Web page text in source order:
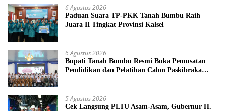
6 Agustus 2026
Paduan Suara TP-PKK Tanah Bumbu Raih
Juara II Tingkat Provinsi Kalsel
6 Agustus 2026
Bupati Tanah Bumbu Resmi Buka Pemusatan
Pendidikan dan Pelatihan Calon Paskibraka
5 Agustus 2026
Cek Langsung PLTU Asam-Asam, Gubernur H.